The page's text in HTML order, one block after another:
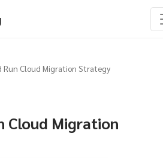
Run Cloud Migration Strategy
Cloud Migration